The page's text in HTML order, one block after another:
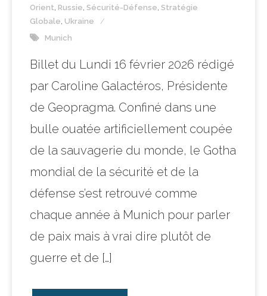
Orient Russie Sécurité-Défense Stratégie
Globale Ukraine
Munich
Billet du Lundi 16 février 2026 rédigé
par Caroline Galactéros, Présidente
de Geopragma. Confiné dans une
bulle ouatée artificiellement coupée
de la sauvagerie du monde, le Gotha
mondial de la sécurité et de la
défense s’est retrouvé comme
chaque année à Munich pour parler
de paix mais à vrai dire plutôt de
guerre et de […]